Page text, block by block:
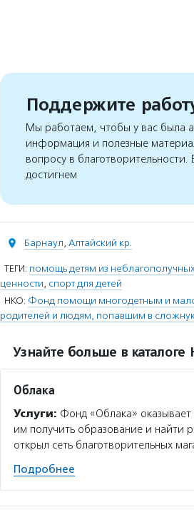
Поддержите
Мы работаем, чтобы у вас была
информация и полезные
вопросу в благотворительности.
достигнем
Барнаул, Алтайский кр.
ТЕГИ: помощь детям из
ценности, спорт для детей
НКО: Фонд помощи многодетным и
родителей и людям, попавшим в
Узнайте больше в каталоге
Облака
Услуги: Фонд «Облака»
им получить образование и найти
открыл сеть благотворительных
Подробнее